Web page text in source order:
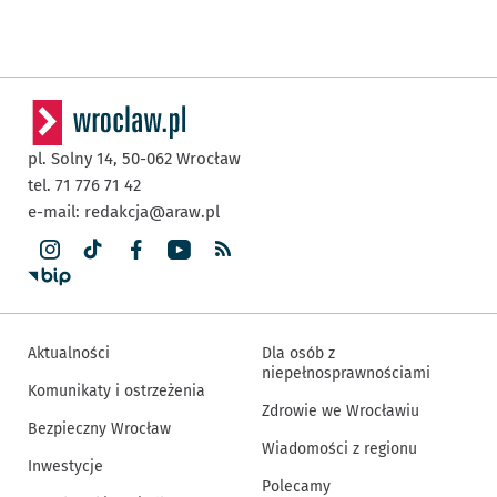
pl. Solny 14, 50-062 Wrocław
tel. 71 776 71 42
e-mail: redakcja@araw.pl
Aktualności
Komunikaty i ostrzeżenia
Bezpieczny Wrocław
Inwestycje
Dla osób z
niepełnosprawnościami
Zdrowie we Wrocławiu
Wiadomości z regionu
Polecamy